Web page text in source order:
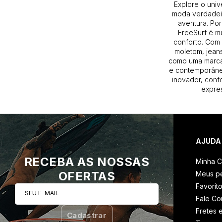
Vista os
Explore o
moda
aventura.
FreeSurf é
conforto.
moletom,
como uma
e
inovador,
RECEBA AS NOSSAS
OFERTAS
SEU E-MAIL
Cadastrar
AJUDA
Minha
Meus
Fale
Fretes